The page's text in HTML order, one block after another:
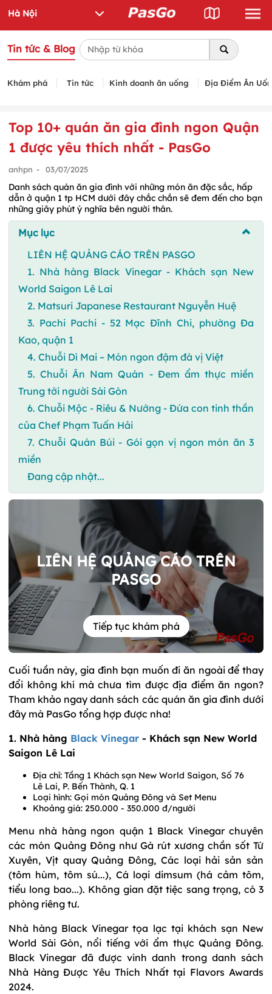
Tin tức & Blog
Khám phá Tin tức Kinh doanh ăn uống Địa Điểm Ăn
Top 10+ quán ăn gia đình ngon Quận
1 được yêu thích nhất - PasGo
anhpn - 03/07/2025
Danh sách quán ăn gia đình với những món ăn đặc sắc, hấp
dẫn ở quận 1 tp HCM dưới đây chắc chắn sẽ đem đến cho bạn
những giây phút ý nghĩa bên người thân.
Mục lục
LIÊN HỆ QUẢNG CÁO TRÊN PASGO
1. Nhà hàng Black Vinegar - Khách sạn New
World Saigon Lê Lai
2. Matsuri Japanese Restaurant Nguyễn Huệ
3. Pachi Pachi - 52 Mạc Đĩnh Chi, phường Đa
Kao, quận 1
4. Chuỗi Dì Mai – Món ngon đậm đà vị Việt
5. Chuỗi Ân Nam Quán - Đem ẩm thực miền
Trung tới người Sài Gòn
6. Chuỗi Mộc - Riêu & Nướng - Đứa con tinh thần
của Chef Phạm Tuấn Hải
7. Chuỗi Quán Búi - Gói gọn vị ngon món ăn 3
miền
Đang cập nhật...
LIÊN HỆ QUẢNG CÁO TRÊN
PASGO
Tiếp tục khám phá
Cuối tuần này, gia đình bạn muốn đi ăn ngoài để thay
đổi không khí mà chưa tìm được địa điểm ăn ngon?
Tham khảo ngay danh sách các quán ăn gia đình dưới
đây mà PasGo tổng hợp được nha!
1. Nhà hàng Black Vinegar - Khách sạn New World
Saigon Lê Lai
Địa chỉ: Tầng 1 Khách sạn New World Saigon, Số 76
Lê Lai, P. Bến Thành, Q. 1
Loại hình: Gọi món Quảng Đông và Set Menu
Khoảng giá: 250.000 - 350.000 đ/người
Menu nhà hàng ngon quận 1 Black Vinegar chuyên
các món Quảng Đông như Gà rút xương chần sốt Tứ
Xuyên, Vịt quay Quảng Đông, Các loại hải sản sản
(tôm hùm, tôm sú...), Cá loại dimsum (há cảm tôm,
tiểu long bao...). Không gian đặt tiệc sang trọng, có 3
phòng riêng tư.
Nhà hàng Black Vinegar tọa lạc tại khách sạn New
World Sài Gòn, nổi tiếng với ẩm thực Quảng Đông.
Black Vinegar đã được vinh danh trong danh sách
Nhà Hàng Được Yêu Thích Nhất tại Flavors Awards
2024.